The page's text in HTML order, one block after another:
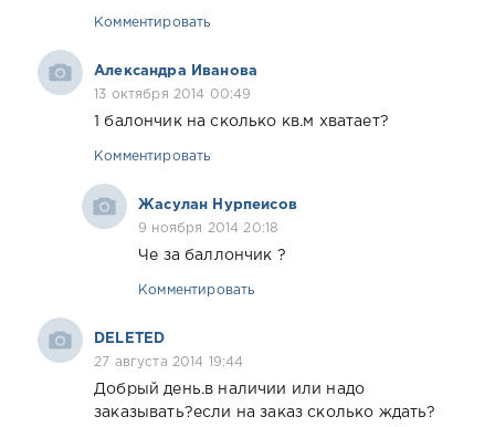
Комментировать
Александра Иванова
13 октября 2014 00:49
1 балончик на сколько кв.м хватает?
Комментировать
Жасулан Нурпеисов
9 ноября 2014 20:18
Че за баллончик ?
Комментировать
DELETED
27 августа 2014 19:44
Добрый день.в наличии или надо
заказывать?если на заказ сколько ждать?